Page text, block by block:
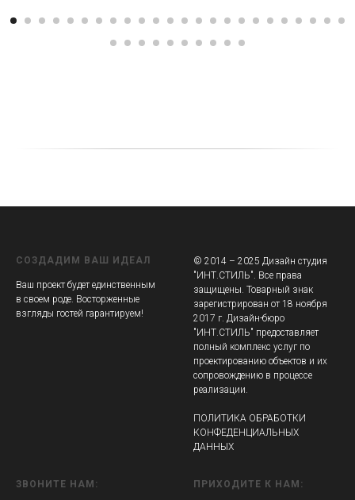
СОЗДАДИМ ВАШ ИДЕАЛ
Ваш проект будет единственным
в своем роде. Восторженные
взгляды гостей гарантируем!
© 2014 – 2025 Дизайн студия
"ИНТ.СТИЛЬ". Все права
защищены. Товарный знак
зарегистрирован от 18 ноября
2017 г. Дизайн-бюро
"ИНТ.СТИЛЬ" предоставляет
полный комплекс услуг по
проектированию объектов и их
сопровождению в процессе
реализации.
ПОЛИТИКА ОБРАБОТКИ
КОНФЕДЕНЦИАЛЬНЫХ
ДАННЫХ
ЗВОНИТЕ НАМ: ПРИХОДИТЕ К НАМ: